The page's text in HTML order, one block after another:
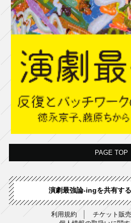
PAGE TOP
演劇最強論-ingを共有する
利用規約
チケット販